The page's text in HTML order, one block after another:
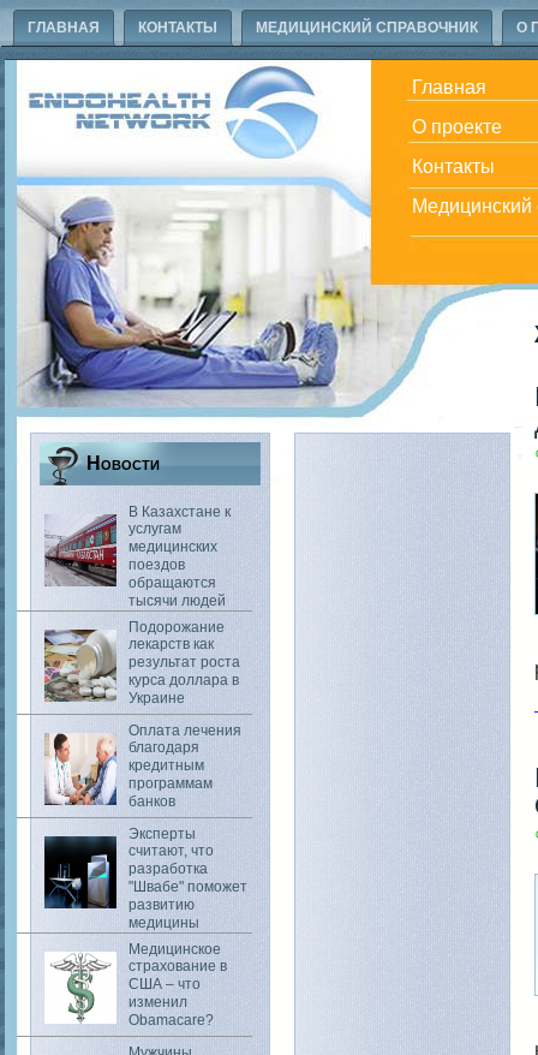
ГЛАВНАЯ КОНТАКТЫ МЕДИЦИНСКИЙ СПРАВОЧНИК О
Главная
О проекте
Контакты
Медицинский
Новости
В Казахстане к
услугам
медицинских
поездов
обращаются
тысячи людей
Подорожание
лекарств как
результат роста
курса доллара в
Украине
Оплата лечения
благодаря
кредитным
программам
банков
Эксперты
считают, что
разработка
"Швабе" поможет
развитию
медицины
Медицинское
страхование в
США – что
изменил
Obamacare?